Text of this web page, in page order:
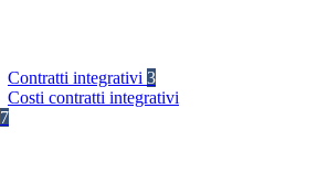
Contratti integrativi 3
Costi contratti integrativi
7